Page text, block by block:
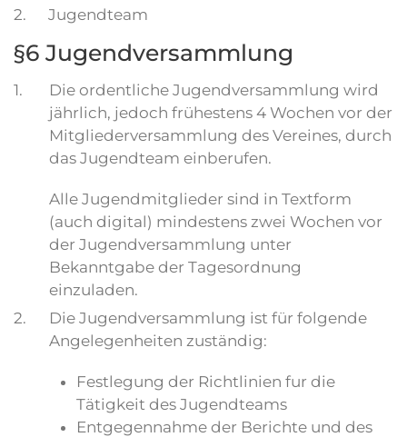
2.
Jugendteam
§6 Jugendversammlung
1.
Die ordentliche Jugendversammlung wird
jährlich, jedoch frühestens 4 Wochen vor der
Mitgliederversammlung des Vereines, durch
das Jugendteam einberufen.
Alle Jugendmitglieder sind in Textform
(auch digital) mindestens zwei Wochen vor
der Jugendversammlung unter
Bekanntgabe der Tagesordnung
einzuladen.
2.
Die Jugendversammlung ist für folgende
Angelegenheiten zuständig:
Festlegung der Richtlinien fur die
Tätigkeit des Jugendteams
Entgegennahme der Berichte und des